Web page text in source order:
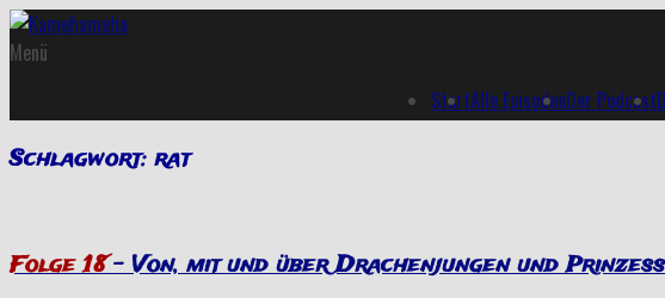
Menü
StartAlle EpisodenDer Podcast
Schlagwort: rat
Folge 18– Von, mit und über Drachenjungen und